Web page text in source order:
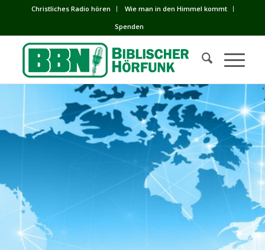
Сhristliches Radio hören
Wie man in den Himmel kommt
Spenden